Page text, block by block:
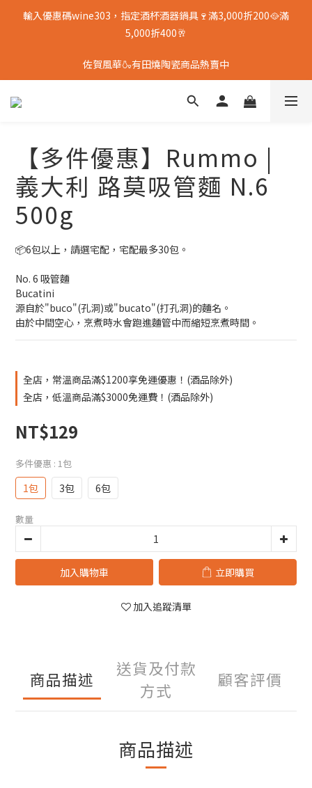
輸入優惠碼wine303，指定酒杯酒器鍋具🍷滿3,000折200🥘滿
5,000折400🥂
佐賀風華🍶有田燒陶瓷商品熱賣中
【多件優惠】Rummo |
義大利 路莫吸管麵 N.6
500g
📦6包以上，請選宅配，宅配最多30包。
No. 6 吸管麵
Bucatini
源自於"buco"(孔洞)或"bucato"(打孔洞)的麵名。
由於中間空心，烹煮時水會跑進麵管中而縮短烹煮時間。
全店，常溫商品滿$1200享免運優惠！(酒品除外)
全店，低溫商品滿$3000免運費！(酒品除外)
NT$129
多件優惠 : 1包
1包 3包 6包
數量
加入購物車 立即購買
加入追蹤清單
商品描述
送貨及付款
方式
顧客評價
商品描述